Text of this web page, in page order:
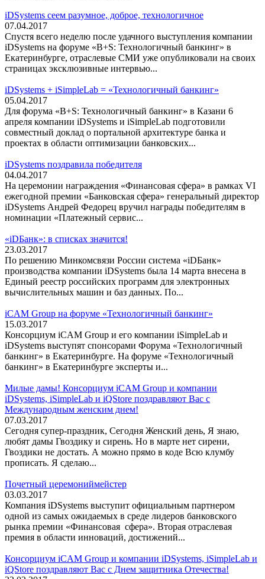
iDSystems сеем разумное, доброе, технологичное
07.04.2017
Спустя всего неделю после удачного выступления компании
iDSystems на форуме «B+S: Технологичный банкинг» в
Екатеринбурге, отраслевые СМИ уже опубликовали на своих
страницах эксклюзивные интервью...
iDSystems + iSimpleLab = «Технологичный банкинг»
05.04.2017
Для форума «B+S: Технологичный банкинг» в Казани 6
апреля компании iDSystems и iSimpleLab подготовили
совместный доклад о портальной архитектуре банка и
проектах в области оптимизации банковских...
iDSystems поздравила победителя
04.04.2017
На церемонии награждения «Финансовая сфера» в рамках VI
ежегодной премии «Банковская сфера» генеральный директор
iDSystems Андрей Федорец вручил награды победителям в
номинации «Платежный сервис...
«iDБанк»: в списках значится!
23.03.2017
По решению Минкомсвязи России система «iDБанк»
производства компании iDSystems была 14 марта внесена в
Единый реестр российских программ для электронных
вычислительных машин и баз данных. По...
iCAM Group на форуме «Технологичный банкинг»
15.03.2017
Консорциум iCAM Group и его компании iSimpleLab и
iDSystems выступят спонсорами Форума «Технологичный
банкинг» в Екатеринбурге. На форуме «Технологичный
банкинг» в Екатеринбурге эксперты и...
Милые дамы! Консорциум iCAM Group и компании
iDSystems, iSimpleLab и iQStore поздравляют Вас с
Международным женским днем!
07.03.2017
Сегодня супер-праздник, Сегодня Женский день, Я знаю,
любят дамы Гвоздику и сирень. Но в марте нет сирени,
Гвоздики не достать. А можно прямо в коде Всю клумбу
прописать. Я сделаю...
Почетный церемониймейстер
03.03.2017
Компания iDSystems выступит официальным партнером
одной из самых ожидаемых в среде лидеров банковского
рынка премии «Финансовая сфера». Вторая отраслевая
премия в области инноваций, достижений...
Консорциум iCAM Group и компании iDSystems, iSimpleLab и
iQStore поздравляют Вас с Днем защитника Отечества!